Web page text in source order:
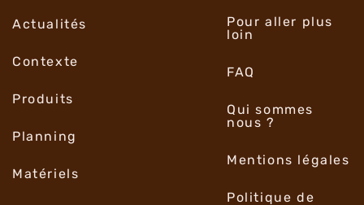
Actualités
Contexte
Produits
Planning
Matériels
Pour aller plus
loin
FAQ
Qui sommes
nous ?
Mentions légales
Politique de